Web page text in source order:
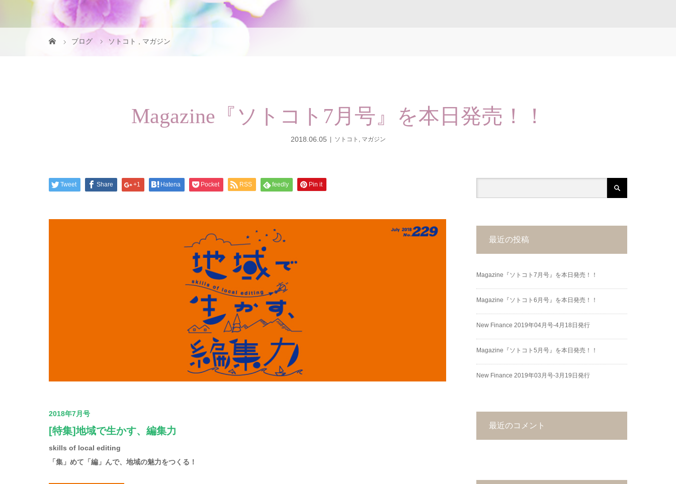
ブログ ソトコト マガジン
Magazine『ソトコト7月号』を本日発売！！
2018.06.05 ソトコト , マガジン
Tweet Share +1 Hatena Pocket RSS feedly Pin it
2018年7月号
[特集]地域で生かす、編集力
skills of local editing
「集」めて「編」んで、地域の魅力をつくる！
最近の投稿
Magazine『ソトコト7月号』を本日発売！！
Magazine『ソトコト6月号』を本日発売！！
New Finance 2019年04月号-4月18日発行
Magazine『ソトコト5月号』を本日発売！！
New Finance 2019年03月号-3月19日発行
最近のコメント